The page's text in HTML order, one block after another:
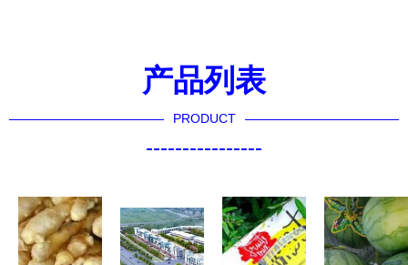
产品列表
PRODUCT
----------------